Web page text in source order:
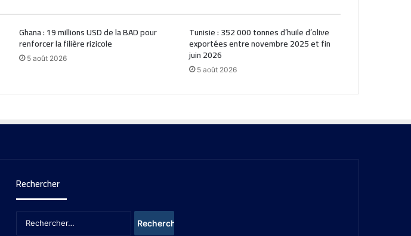
Ghana : 19 millions USD de la BAD pour
renforcer la filière rizicole
5 août 2026
Tunisie : 352 000 tonnes d’huile d’olive
exportées entre novembre 2025 et fin
juin 2026
5 août 2026
Rechercher